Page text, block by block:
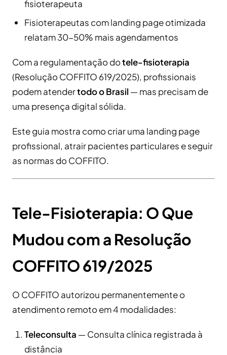
fisioterapeuta
Fisioterapeutas com landing page otimizada
relatam 30-50% mais agendamentos
Com a regulamentação dotele-fisioterapia
(Resolução COFFITO 619/2025), profissionais
podem atendertodo o Brasil — mas precisam de
uma presença digital sólida.
Este guia mostra como criar uma landing page
profissional, atrair pacientes particulares e seguir
as normas do COFFITO.
Tele-Fisioterapia: O Que
Mudou com a Resolução
COFFITO 619/2025
O COFFITO autorizou permanentemente o
atendimento remoto em 4 modalidades:
Teleconsulta — Consulta clínica registrada à
distância